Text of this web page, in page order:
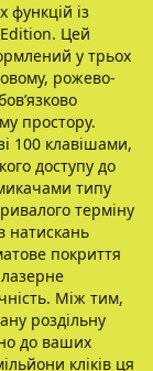
функцій із
Цей
у трьох
рожево-
простору.
100 клавішами,
доступу до
типу
терміну
натискань
покриття
Між тим,
роздільну
до ваших
кліків ця